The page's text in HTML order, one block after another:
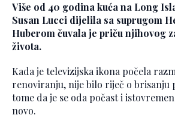
Više od 40 godina kuća na Long
Susan Lucci dijelila sa suprugom
Huberom čuvala je priču njihovog
života.
Kada je televizijska ikona počela
renoviranju, nije bilo riječ o brisanju
tome da je se oda počast i
novo.